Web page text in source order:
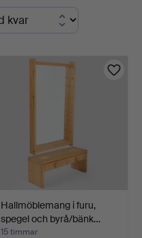
Hallmöblemang i furu,
spegel och byrå/bänk…
15 timmar